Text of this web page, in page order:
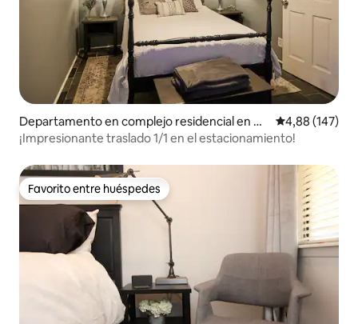
Departamento en complejo residencial en An
gel Fire
Calificación
4,88 (147)
¡Impresionante traslado 1/1 en el estacionamiento!
Favorito entre huéspedes
Favorito entre huéspedes